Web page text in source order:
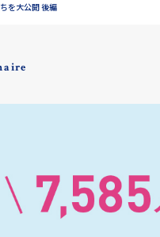
を大公開 後編